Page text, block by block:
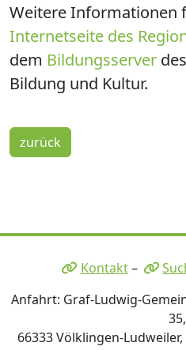
Weitere Informationen
Internetseite des
dem Bildungsserver
Bildung und Kultur.
zurück
Kontakt–
Anfahrt: Graf-Ludwig-
35,
66333 Völklingen-Ludweiler,